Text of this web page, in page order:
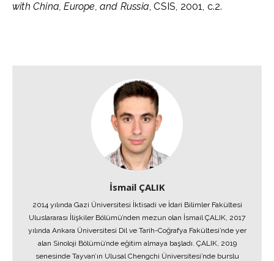
with China, Europe, and Russia, CSIS, 2001, с.2.
İsmail ÇALIK
2014 yılında Gazi Üniversitesi İktisadi ve İdari Bilimler Fakültesi
Uluslararası İlişkiler Bölümü’nden mezun olan İsmail ÇALIK, 2017
yılında Ankara Üniversitesi Dil ve Tarih-Coğrafya Fakültesi’nde yer
alan Sinoloji Bölümü’nde eğitim almaya başladı. ÇALIK, 2019
senesinde Tayvan’ın Ulusal Chengchi Üniversitesi’nde burslu